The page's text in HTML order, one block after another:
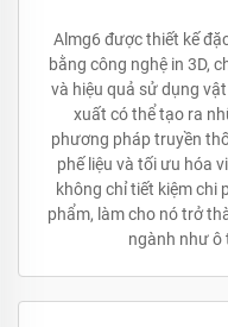
Almg6 được thiết kế
bằng công nghệ in 3D,
và hiệu quả sử dụng
xuất có thể tạo ra
phương pháp truyền
phế liệu và tối ưu hóa
không chỉ tiết kiệm chi
phẩm, làm cho nó trở
ngành như ô